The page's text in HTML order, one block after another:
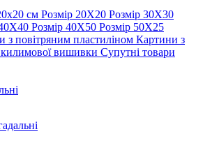
см Розмір 20Х20 Розмір 30Х30
Розмір 40Х50 Розмір 50Х25
з повітряним пластиліном Картини з
килимової вишивки Супутні товари